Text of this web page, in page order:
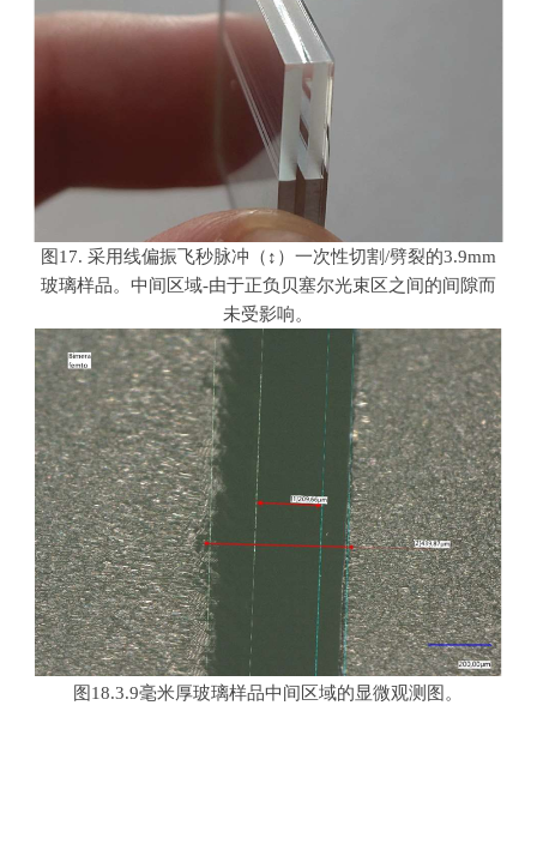
图 17. 采用线偏振飞秒脉冲（↕）一次性切割/劈裂的3.9mm
玻璃样品。中间区域-由于正负贝塞尔光束区之间的间隙而
未受影响。
图 18.3.9毫米厚玻璃样品中间区域的显微观测图。